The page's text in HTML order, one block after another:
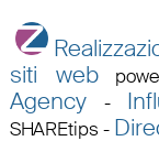
siti web
Agency-
SHAREtips -